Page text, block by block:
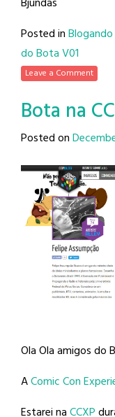
Posted inBlogando
do Bota V01
Leave a Comment
Bota na
Posted on
Ola Ola amigos do
AComic Con
Estarei naCCXP